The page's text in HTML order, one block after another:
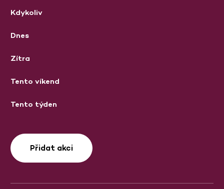
Kdykoliv
Dnes
Zítra
Tento víkend
Tento týden
Přidat akci